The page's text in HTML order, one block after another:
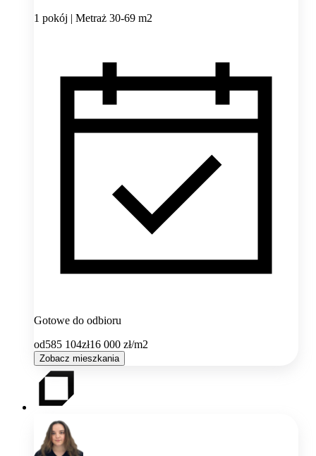
1 pokój | Metraż 30-69 m2
Gotowe do odbioru
od585 104zł16 000 zł/m2
Zobacz mieszkania